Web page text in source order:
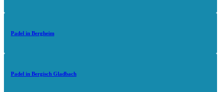
Padel in Bergheim
Padel in Bergisch Gladbach